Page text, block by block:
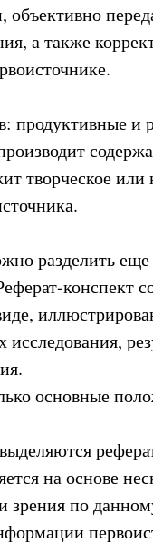
а также
продуктивные и
творческое или
разделить
конспект
основные
на основе
зрения по